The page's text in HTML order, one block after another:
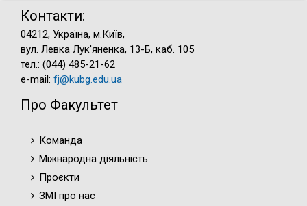
Контакти:
04212, Україна, м.Київ,
вул. Левка Лук'яненка, 13-Б, каб. 105
тел.: (044) 485-21-62
e-mail: fj@kubg.edu.ua
Про Факультет
Команда
Міжнародна діяльність
Проєкти
ЗМІ про нас